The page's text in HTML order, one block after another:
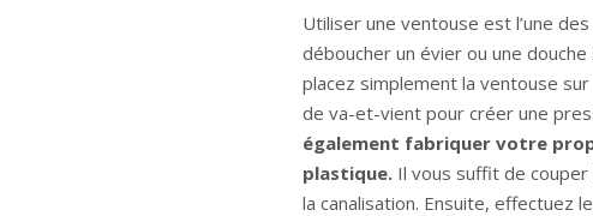
Utiliser une ventouse est l’une
déboucher un évier ou une
placez simplement la ventouse
de va-et-vient pour créer une
également fabriquer votre
plastique. Il vous suffit de
la canalisation. Ensuite, effectuez